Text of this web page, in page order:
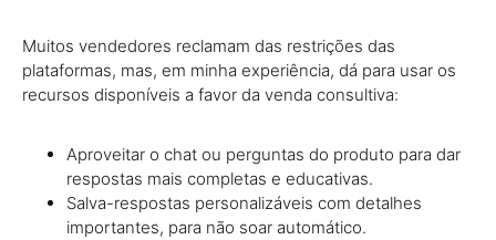
Muitos vendedores reclamam das restrições das
plataformas, mas, em minha experiência, dá para usar os
recursos disponíveis a favor da venda consultiva:
Aproveitar o chat ou perguntas do produto para dar
respostas mais completas e educativas.
Salva-respostas personalizáveis com detalhes
importantes, para não soar automático.